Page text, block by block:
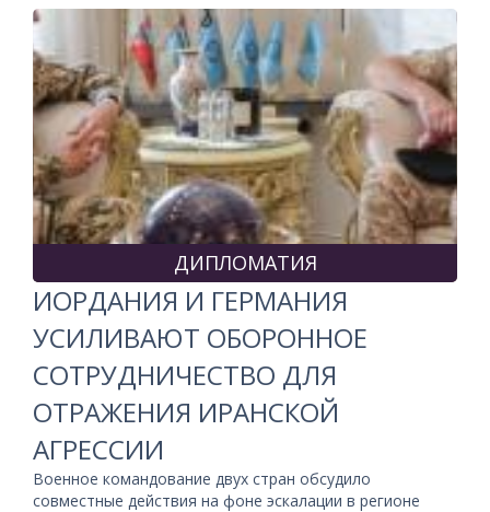
ДИПЛОМАТИЯ
ИОРДАНИЯ И ГЕРМАНИЯ
УСИЛИВАЮТ ОБОРОННОЕ
СОТРУДНИЧЕСТВО ДЛЯ
ОТРАЖЕНИЯ ИРАНСКОЙ
АГРЕССИИ
Военное командование двух стран обсудило
совместные действия на фоне эскалации в регионе